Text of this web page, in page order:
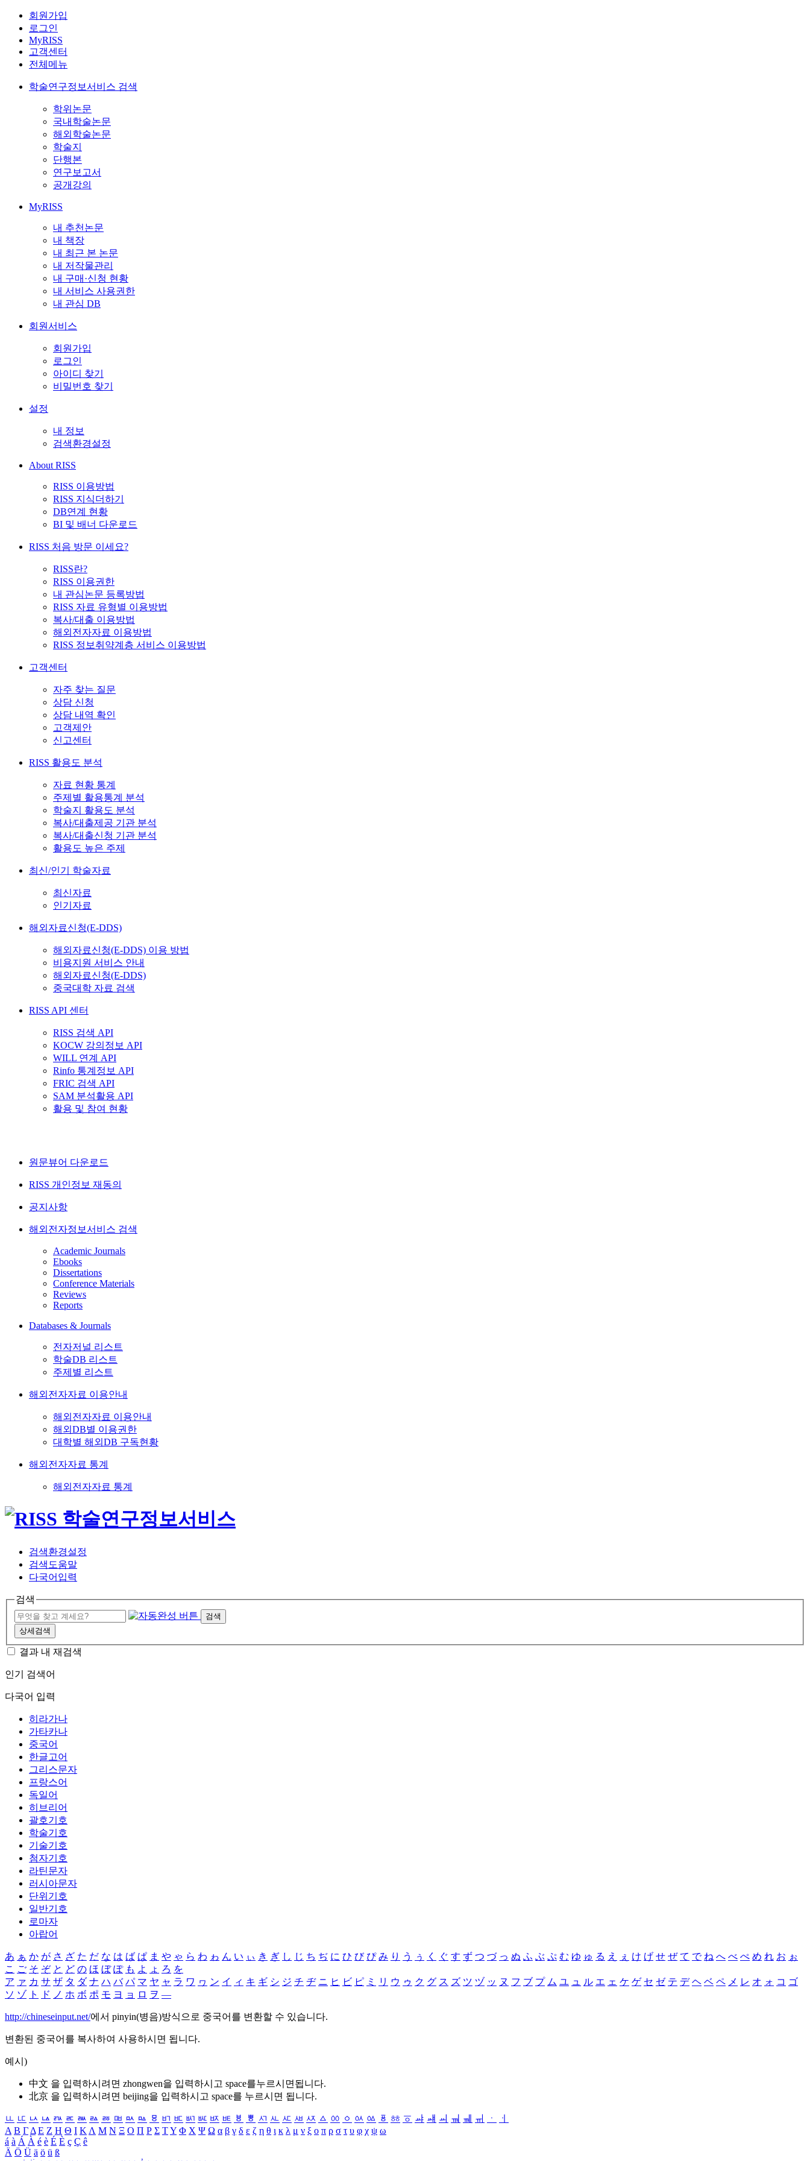
회원가입
로그인
MyRISS
고객센터
전체메뉴
학술연구정보서비스 검색
학위논문
국내학술논문
해외학술논문
학술지
단행본
연구보고서
공개강의
MyRISS
내 추천논문
내 책장
내 최근 본 논문
내 저작물관리
내 구매·신청 현황
내 서비스 사용권한
내 관심 DB
회원서비스
회원가입
로그인
아이디 찾기
비밀번호 찾기
설정
내 정보
검색환경설정
About RISS
RISS 이용방법
RISS 지식더하기
DB연계 현황
BI 및 배너 다운로드
RISS 처음 방문 이세요?
RISS란?
RISS 이용권한
내 관심논문 등록방법
RISS 자료 유형별 이용방법
복사/대출 이용방법
해외전자자료 이용방법
RISS 정보취약계층 서비스 이용방법
고객센터
자주 찾는 질문
상담 신청
상담 내역 확인
고객제안
신고센터
RISS 활용도 분석
자료 현황 통계
주제별 활용통계 분석
학술지 활용도 분석
복사/대출제공 기관 분석
복사/대출신청 기관 분석
활용도 높은 주제
최신/인기 학술자료
최신자료
인기자료
해외자료신청(E-DDS)
해외자료신청(E-DDS) 이용 방법
비용지원 서비스 안내
해외자료신청(E-DDS)
중국대학 자료 검색
RISS API 센터
RISS 검색 API
KOCW 강의정보 API
WILL 연계 API
Rinfo 통계정보 API
FRIC 검색 API
SAM 분석활용 API
활용 및 참여 현황
원문뷰어 다운로드
RISS 개인정보 재동의
공지사항
해외전자정보서비스 검색
Academic Journals
Ebooks
Dissertations
Conference Materials
Reviews
Reports
Databases & Journals
전자저널 리스트
학술DB 리스트
주제별 리스트
해외전자자료 이용안내
해외전자자료 이용안내
해외DB별 이용권한
대학별 해외DB 구독현황
해외전자자료 통계
해외전자자료 통계
검색환경설정
검색도움말
다국어입력
검색
검색
상세검색
결과 내 재검색
인기 검색어
다국어 입력
히라가나
가타카나
중국어
한글고어
그리스문자
프랑스어
독일어
히브리어
괄호기호
학술기호
기술기호
첨자기호
라틴문자
러시아문자
단위기호
일반기호
로마자
아랍어
あ ぁ か が さ ざ た だ な は ば ぱ ま や ゃ ら わ ゎ ん い ぃ き ぎ し じ ち ぢ に ひ び ぴ み り う ぅ く ぐ す ず つ づ っ ぬ ふ ぶ ぷ む ゆ ゅ る え ぇ け げ せ ぜ て で ね へ べ ぺ め れ お ぉ
こ ご そ ぞ と ど の ほ ぼ ぽ も よ ょ ろ を
ア ァ カ サ ザ タ ダ ナ ハ バ パ マ ヤ ャ ラ ワ ヮ ン イ ィ キ ギ シ ジ チ ヂ ニ ヒ ビ ピ ミ リ ウ ゥ ク グ ス ズ ツ ヅ ッ ヌ フ ブ プ ム ユ ュ ル エ ェ ケ ゲ セ ゼ テ デ ヘ ベ ペ メ レ オ ォ コ ゴ
ソ ゾ ト ド ノ ホ ボ ポ モ ヨ ョ ロ ヲ ―
http://chineseinput.net/에서 pinyin(병음)방식으로 중국어를 변환할 수 있습니다.
변환된 중국어를 복사하여 사용하시면 됩니다.
예시)
中文 을 입력하시려면 zhongwen을 입력하시고 space를누르시면됩니다.
北京 을 입력하시려면 beijing을 입력하시고 space를 누르시면 됩니다.
ㅥ ㅦ ㅧ ㅨ ㅩ ㅪ ㅫ ㅬ ㅭ ㅮ ㅯ ㅰ ㅱ ㅲ ㅳ ㅴ ㅵ ㅶ ㅷ ㅸ ㅹ ㅺ ㅻ ㅼ ㅽ ㅾ ㅿ ㆀ ㆁ ㆂ ㆃ ㆄ ㆅ ㆆ ㆇ ㆈ ㆉ ㆊ ㆋ ㆌ ㆍ
ㆎ
Α Β ΓΔ Ε Ζ Η Θ Ι ΚΛ Μ Ν Ξ Ο Π Ρ Σ ΤΥ Φ Χ Ψ Ω α β γ δ ε ζ η θ ι κ λ μ ν ξ ο π ρ σ τ υ φ χ ψ ω
á à Á À é è É È ç Ç ê
Ä Ö Ü ä ö ü ß